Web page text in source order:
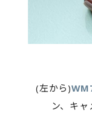
(左から)
ン、キ